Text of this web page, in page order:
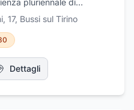
pluriennale di
di tour
Grazie a
che non è seconda a
certi che il vostro
alla perfezione,
di non dovervi
Contattate
17, Bussi sul Tirino
Dettagli